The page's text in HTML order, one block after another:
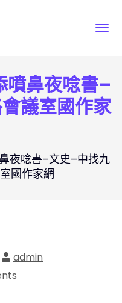
噴鼻夜唸書–
議室國作家
夜唸書–文史–中找九
國作家網
admin